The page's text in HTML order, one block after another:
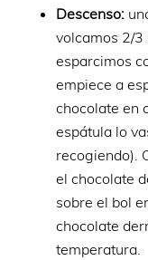
Descenso:
volcamos 2/
esparcimos
empiece a
chocolate en
espátula lo
recogiendo).
el chocolate
sobre el bol
chocolate
temperatura.